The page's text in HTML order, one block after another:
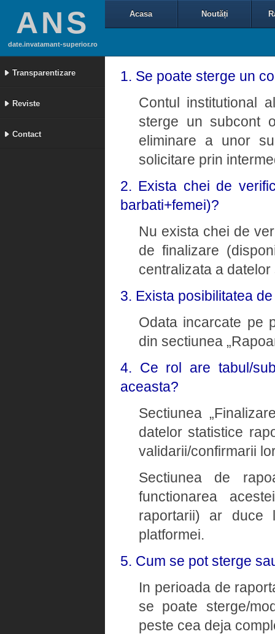
ANS
date.invatamant-superior.ro
Transparentizare
Reviste
Contact
Acasa Noutăți
1. Se poate sterge un
Contul institutional
sterge un subcont
eliminare a unor
solicitare prin
2. Exista chei de
barbati+femei)?
Nu exista chei de
de finalizare
centralizata a
3. Exista posibilitatea
Odata incarcate pe
din sectiunea
4. Ce rol are tabul/
aceasta?
Sectiunea
datelor statistice
validarii/confirmarii
Sectiunea de
functionarea
raportarii) ar duce
platformei.
5. Cum se pot sterge
In perioada de
se poate sterge/
peste cea deja